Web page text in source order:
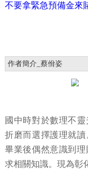
不要拿緊急預備金來
作者簡介_蔡佾姿
國中時對於數理不
折磨而選擇護理就讀
畢業後偶然意識到
求相關知識。現為彰